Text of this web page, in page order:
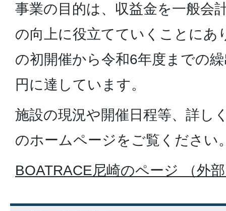
事業の目的は、収益金を一般会
の向上に役立てていくことにあ
の初開催から令和6年度までの
円に達しています。
施設の現況や開催日程等、詳し
のホームページをご覧ください
BOATRACE尼崎のページ （外